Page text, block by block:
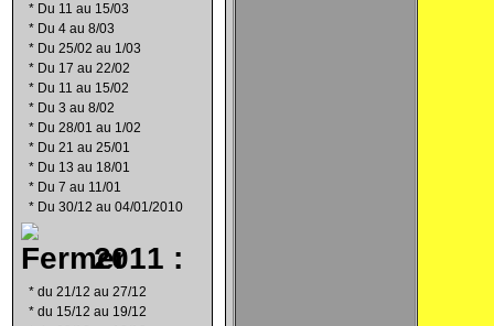
* Du 11 au 15/03
* Du 4 au 8/03
* Du 25/02 au 1/03
* Du 17 au 22/02
* Du 11 au 15/02
* Du 3 au 8/02
* Du 28/01 au 1/02
* Du 21 au 25/01
* Du 13 au 18/01
* Du 7 au 11/01
* Du 30/12 au 04/01/2010
2011 :
* du 21/12 au 27/12
* du 15/12 au 19/12